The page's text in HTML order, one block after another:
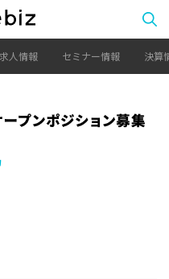
人情報 セミナー情報 決算